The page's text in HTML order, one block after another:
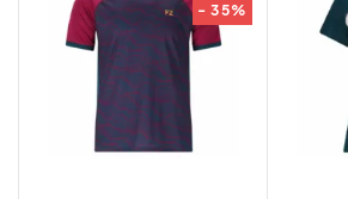
- 35%